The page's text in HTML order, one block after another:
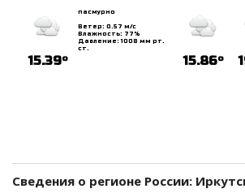
Сведения о регионе России: